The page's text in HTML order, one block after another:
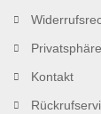
Kontakt